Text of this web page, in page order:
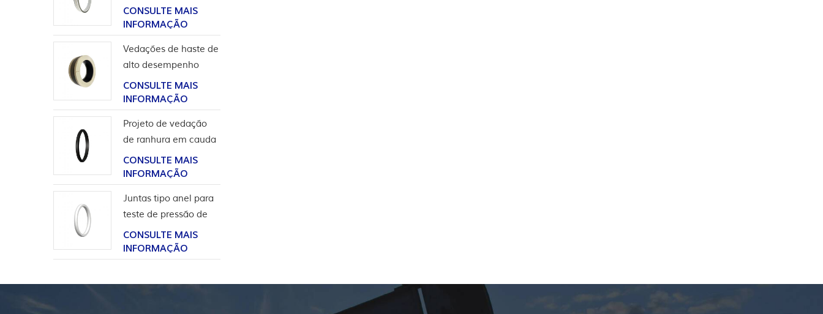
esférica de alta
pressão
CONSULTE MAIS
INFORMAÇÃO
Vedações de haste de
alto desempenho
para aplicação em
hidrogênio
CONSULTE MAIS
INFORMAÇÃO
Projeto de vedação
de ranhura em cauda
de andorinha para
revestimento de
cabeça de poço
CONSULTE MAIS
INFORMAÇÃO
Juntas tipo anel para
teste de pressão de
válvula
CONSULTE MAIS
INFORMAÇÃO